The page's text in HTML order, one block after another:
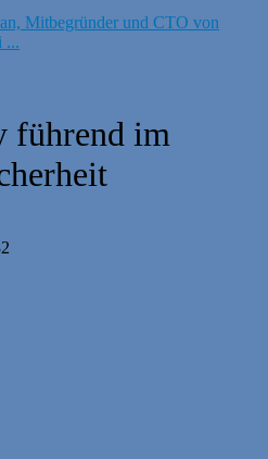
Mitbegründer und CTO von
...
führend im